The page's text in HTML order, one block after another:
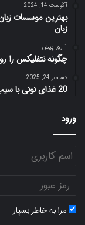
آگوست 14, 2024
بهترین موسسات
زبان
1 روز پیش
چگونه نتفلیکس را
دسامبر 24, 2025
20 غذای نونی با سیب زمینی و گوجه و تخم مرغ
ورود
مرا به خاطر بسپار